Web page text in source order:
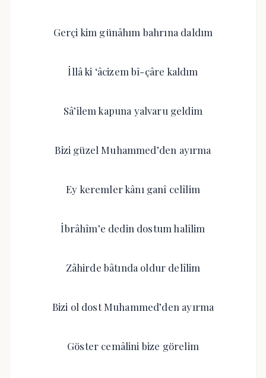
Gerçi kim günâhım bahrına daldım
İllâ ki ‘âcizem bî-çâre kaldım
Sâ’ilem kapuna yalvaru geldim
Bizi güzel Muhammed’den ayırma
Ey keremler kânı ganî celîlim
İbrâhîm’e dedin dostum halîlim
Zâhirde bâtında oldur delîlim
Bizi ol dost Muhammed’den ayırma
Göster cemâlini bize görelim